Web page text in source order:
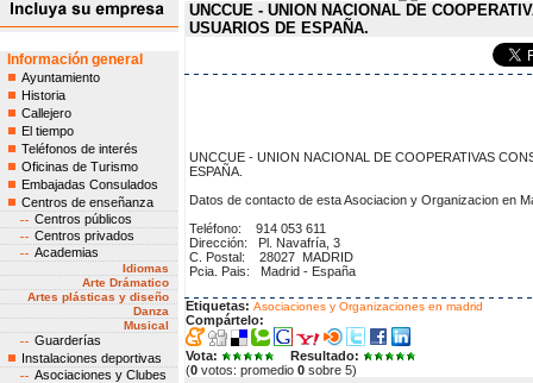
Información general
Ayuntamiento
Historia
Callejero
El tiempo
Teléfonos de interés
Oficinas de Turismo
Embajadas Consulados
Centros de enseñanza
Centros públicos
Centros privados
Academias
Idiomas
Arte Drámatico
Artes plásticas y diseño
Danza
Musical
Guarderías
Instalaciones deportivas
Asociaciones y Clubes
UNCCUE - UNION NACIONAL DE
USUARIOS DE ESPAÑA.
UNCCUE - UNION NACIONAL DE COOPERATIVAS
ESPAÑA.
Datos de contacto de esta Asociacion y Organizacion en
Teléfono: 914 053 611
Dirección: Pl. Navafría, 3
C. Postal: 28027 MADRID
Pcia. Pais: Madrid - España
Etiquetas: Asociaciones y Organizaciones en madrid
Compártelo:
Vota:
Resultado:
(0 votos: promedio 0 sobre 5)